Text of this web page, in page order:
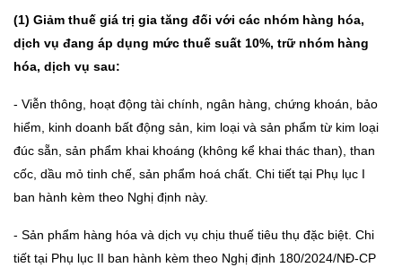
(1) Giảm thuế giá trị gia tăng đối với các nhóm hàng hóa,
dịch vụ đang áp dụng mức thuế suất 10%, trữ nhóm hàng
hóa, dịch vụ sau:
- Viễn thông, hoạt động tài chính, ngân hàng, chứng khoán, bảo
hiểm, kinh doanh bất động sản, kim loại và sản phẩm từ kim loại
đúc sẵn, sản phẩm khai khoáng (không kể khai thác than), than
cốc, dầu mỏ tinh chế, sản phẩm hoá chất. Chi tiết tại Phụ lục I
ban hành kèm theo Nghị định này.
- Sản phẩm hàng hóa và dịch vụ chịu thuế tiêu thụ đặc biệt. Chi
tiết tại Phụ lục II ban hành kèm theo Nghị định 180/2024/NĐ-CP